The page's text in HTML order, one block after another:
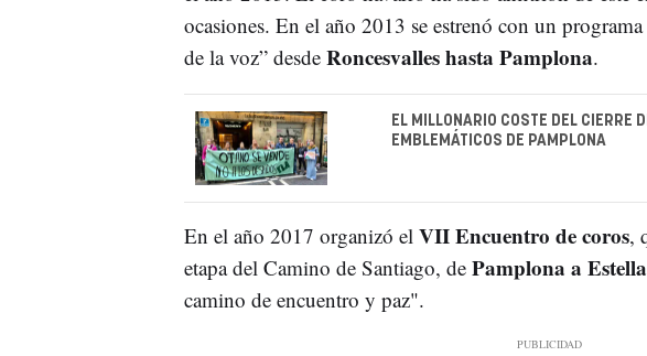
ocasiones. En el año 2013 se estrenó con un
de la voz” desde Roncesvalles hasta Pamplona.
EL MILLONARIO COSTE DEL CIERRE
EMBLEMÁTICOS DE PAMPLONA
En el año 2017 organizó el VII Encuentro de coros,
etapa del Camino de Santiago, de Pamplona a Estella
camino de encuentro y paz".